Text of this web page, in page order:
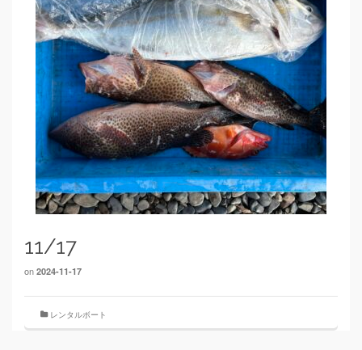
11/17
on 2024-11-17
レンタルボート